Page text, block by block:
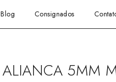
Blog Consignados
ALIANCA 5MM